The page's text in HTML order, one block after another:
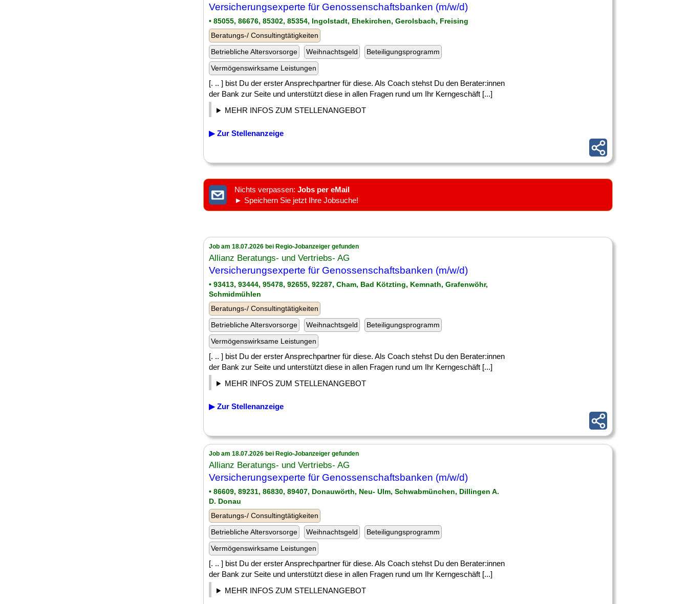
Versicherungsexperte für Genossenschaftsbanken (m/w/d)
• 85055, 86676, 85302, 85354, Ingolstadt, Ehekirchen, Gerolsbach, Freising
Beratungs-/ Consultingtätigkeiten
Betriebliche Altersvorsorge
Weihnachtsgeld
Beteiligungsprogramm
Vermögenswirksame Leistungen
[. .. ] bist Du der erster Ansprechpartner für diese. Als Coach stehst Du den Berater:innen
der Bank zur Seite und unterstützt diese in allen Fragen rund um Ihr Kerngeschäft [...]
MEHR INFOS ZUM STELLENANGEBOT
▶ Zur Stellenanzeige
Nichts verpassen: Jobs per eMail
► Speichern Sie jetzt Ihre Jobsuche!
Job am 18.07.2026 bei Regio-Jobanzeiger gefunden
Allianz Beratungs- und Vertriebs- AG
Versicherungsexperte für Genossenschaftsbanken (m/w/d)
• 93413, 93444, 95478, 92655, 92287, Cham, Bad Kötzting, Kemnath, Grafenwöhr,
Schmidmühlen
Beratungs-/ Consultingtätigkeiten
Betriebliche Altersvorsorge
Weihnachtsgeld
Beteiligungsprogramm
Vermögenswirksame Leistungen
[. .. ] bist Du der erster Ansprechpartner für diese. Als Coach stehst Du den Berater:innen
der Bank zur Seite und unterstützt diese in allen Fragen rund um Ihr Kerngeschäft [...]
MEHR INFOS ZUM STELLENANGEBOT
▶ Zur Stellenanzeige
Job am 18.07.2026 bei Regio-Jobanzeiger gefunden
Allianz Beratungs- und Vertriebs- AG
Versicherungsexperte für Genossenschaftsbanken (m/w/d)
• 86609, 89231, 86830, 89407, Donauwörth, Neu- Ulm, Schwabmünchen, Dillingen A.
D. Donau
Beratungs-/ Consultingtätigkeiten
Betriebliche Altersvorsorge
Weihnachtsgeld
Beteiligungsprogramm
Vermögenswirksame Leistungen
[. .. ] bist Du der erster Ansprechpartner für diese. Als Coach stehst Du den Berater:innen
der Bank zur Seite und unterstützt diese in allen Fragen rund um Ihr Kerngeschäft [...]
MEHR INFOS ZUM STELLENANGEBOT